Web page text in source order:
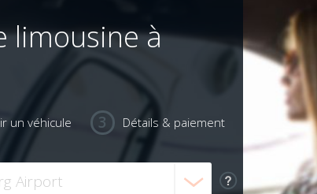
limousine à
un véhicule Détails & paiement